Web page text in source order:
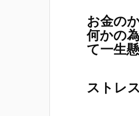
お金の
何かの
て一生
ストレ